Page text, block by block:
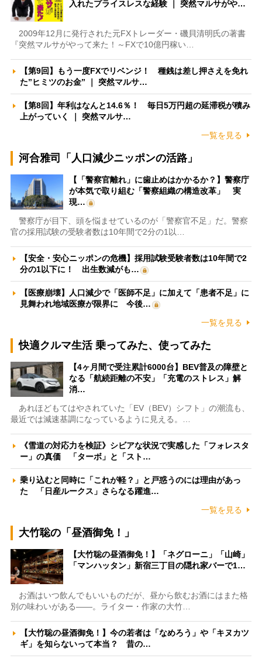
入れたプライスレスな経験 ｜ 突然マルサがや…
2009年12月に発行された元FXトレーダー・磯貝清明氏の著書
『突然マルサがやって来た！～FXで10億円稼い…
【第9回】もう一度FXでリベンジ！ 種銭は差し押さえを免れ
た”ヒミツのお金” ｜ 突然マルサ…
【第8回】年利はなんと14.6％！ 毎日5万円超の延滞税が積み
上がっていく ｜ 突然マルサ…
一覧を見る
河合雅司「人口減少ニッポンの活路」
【「警察官離れ」に歯止めはかかるか？】警察庁
が本気で取り組む「警察組織の構造改革」 実
現…
警察庁が目下、頭を悩ませているのが「警察官不足」だ。警察
官の採用試験の受験者数は10年間で2分の1以…
【安全・安心ニッポンの危機】採用試験受験者数は10年間で2
分の1以下に！ 出生数減がも…
【医療崩壊】人口減少で「医師不足」に加えて「患者不足」に
見舞われ地域医療が限界に 今後…
一覧を見る
快適クルマ生活 乗ってみた、使ってみた
【4ヶ月間で受注累計6000台】BEV普及の障壁と
なる「航続距離の不安」「充電のストレス」解
消…
あれほどもてはやされていた「EV（BEV）シフト」の潮流も、
最近では減速基調になっているように見える。…
《雪道の対応力を検証》シビアな状況で実感した「フォレスタ
ー」の真価 「ターボ」と「スト…
乗り込むと同時に「これが軽？」と戸惑うのには理由があっ
た 「日産ルークス」さらなる躍進…
一覧を見る
大竹聡の「昼酒御免！」
【大竹聡の昼酒御免！】「ネグローニ」「山崎」
「マンハッタン」新宿三丁目の隠れ家バーで1…
お酒はいつ飲んでもいいものだが、昼から飲むお酒にはまた格
別の味わいがある――。ライター・作家の大竹…
【大竹聡の昼酒御免！】今の若者は「なめろう」や「キヌカツ
ギ」を知らないって本当？ 昔の…